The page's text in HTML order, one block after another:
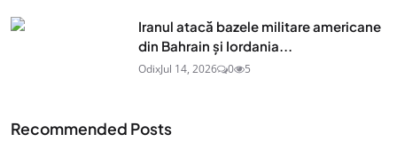
Iranul atacă bazele militare americane
din Bahrain și Iordania...
OdixJul 14, 2026 0 5
Recommended Posts